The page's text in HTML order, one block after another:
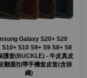
Galaxy S20+ S20
S10 S9+ S9 S8+ S8
護套(BUCKLE) - 牛皮真皮
翻蓋扣帶手機套皮套(含掛
繩)